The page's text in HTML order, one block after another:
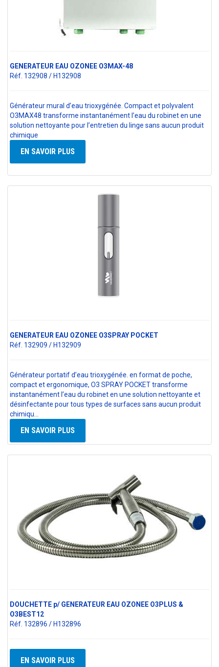
GENERATEUR EAU OZONEE O3MAX-48
Réf. 132908 / H132908
Générateur mural d’eau trioxygénée. Compact et polyvalent
O3MAX48 transforme instantanément l’eau du robinet en une
solution nettoyante pour l’entretien du linge sans aucun produit
chimique
EN SAVOIR PLUS
GENERATEUR EAU OZONEE O3SPRAY POCKET
Réf. 132909 / H132909
Générateur portatif d’eau trioxygénée. en format de poche,
compact et ergonomique, O3 SPRAY POCKET transforme
instantanément l’eau du robinet en une solution nettoyante et
désinfectante pour tous types de surfaces sans aucun produit
chimiqu…
EN SAVOIR PLUS
DOUCHETTE p/ GENERATEUR EAU OZONEE O3PLUS &
O3BEST12
Réf. 132896 / H132896
EN SAVOIR PLUS